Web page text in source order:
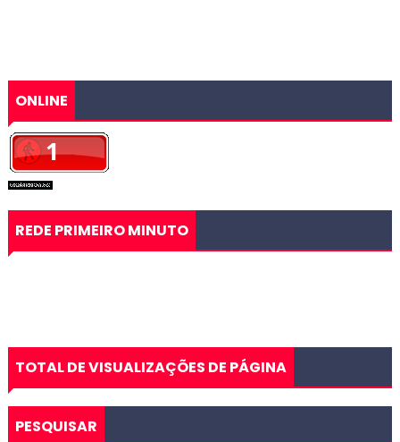
ONLINE
REDE PRIMEIRO MINUTO
TOTAL DE VISUALIZAÇÕES DE PÁGINA
PESQUISAR